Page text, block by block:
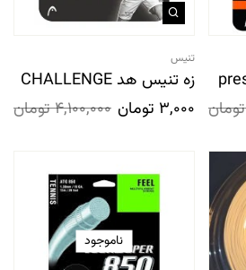
تومان
تنیس
زه تنیس هد CHALLENGE
4,100,000تومان 3,000,000 تومان
ناموجود